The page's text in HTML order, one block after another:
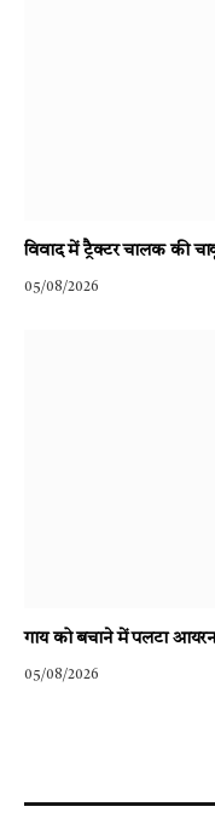
विवाद में ट्रैक्टर चालक की
05/08/2026
गाय को बचाने में पलटा
05/08/2026